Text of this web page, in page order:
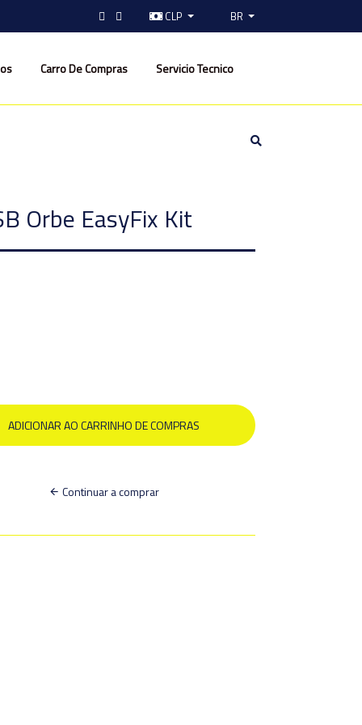
CLP BR
Carro De Compras Servicio Tecnico
Orbe EasyFix Kit
Continuar a comprar